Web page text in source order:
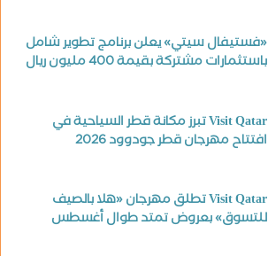
«فستيفال سيتي» يعلن برنامج تطوير شامل
باستثمارات مشتركة بقيمة 400 مليون ريال
Visit Qatar تبرز مكانة قطر السياحية في
افتتاح مهرجان قطر جودوود 2026
Visit Qatar تطلق مهرجان «هلا بالصيف
للتسوق» بعروض تمتد طوال أغسطس